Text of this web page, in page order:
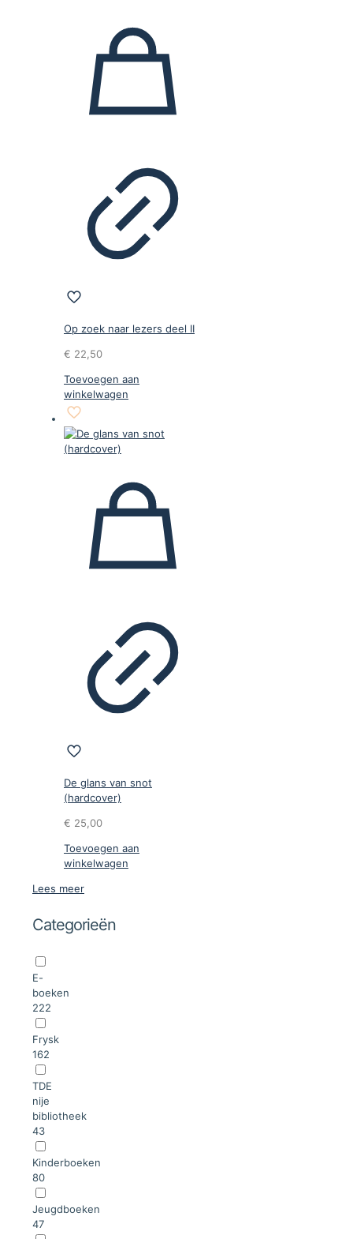
Op zoek naar lezers deel II
€ 22,50
Toevoegen aan
winkelwagen
De glans van snot
(hardcover)
€ 25,00
Toevoegen aan
winkelwagen
Lees meer
Categorieën
E-
boeken
222
Frysk
162
TDE
nije
bibliotheek
43
Kinderboeken
80
Jeugdboeken
47